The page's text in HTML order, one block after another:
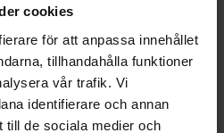
cookies
för att anpassa innehållet
tillhandahålla funktioner
vår trafik. Vi
identifierare och annan
till de sociala medier och